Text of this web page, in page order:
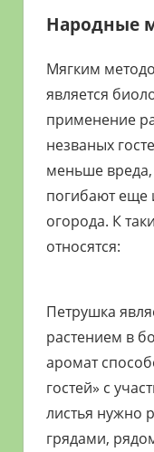
Народные
Мягким
является
применение
незваных
меньше
погибают еще
огорода. К
относятся:
Петрушка
растением в
аромат
гостей» с
листья нужно
грядами,